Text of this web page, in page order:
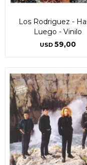
Los Rodriguez -
Luego - Vinilo
USD 59,00